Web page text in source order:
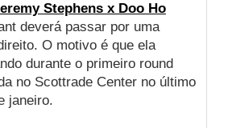
Stephens x Doo Ho
deverá passar por uma
O motivo é que ela
durante o primeiro round
no Scottrade Center no último
janeiro.